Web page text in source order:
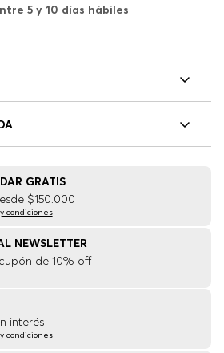
5 y 10 días hábiles
GRATIS
$150.000
condiciones
NEWSLETTER
de 10% off
interés
condiciones